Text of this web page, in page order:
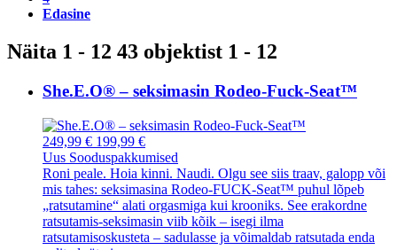
Edasine
Näita 1 - 12 43 objektist 1 - 12
She.E.O® – seksimasin Rodeo-Fuck-Seat™
249,99 € 199,99 €
Uus Sooduspakkumised
Roni peale. Hoia kinni. Naudi. Olgu see siis traav, galopp või
mis tahes: seksimasina Rodeo-FUCK-Seat™ puhul lõpeb
„ratsutamine“ alati orgasmiga kui krooniks. See erakordne
ratsutamis-seksimasin viib kõik – isegi ilma
ratsutamisoskusteta – sadulasse ja võimaldab ratsutada enda